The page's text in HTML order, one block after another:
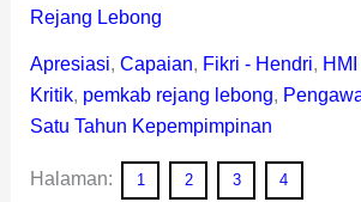
Rejang Lebong
Apresiasi, Capaian, Fikri - Hendri,
Kritik, pemkab rejang lebong,
Satu Tahun Kepempimpinan
Halaman: 1 2 3 4